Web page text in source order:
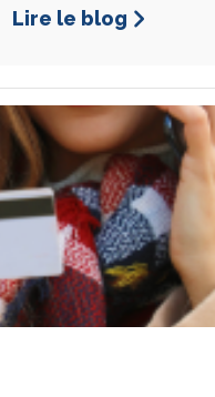
Lire le blog